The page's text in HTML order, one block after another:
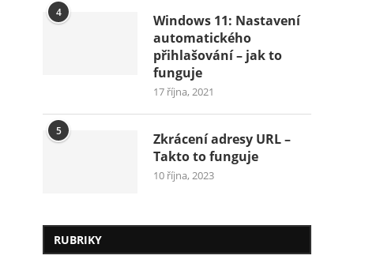
4
Windows 11: Nastavení
automatického
přihlašování – jak to
funguje
17 října, 2021
5
Zkrácení adresy URL –
Takto to funguje
10 října, 2023
RUBRIKY